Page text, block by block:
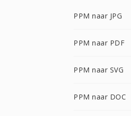
PPM naar JPG
PPM naar PDF
PPM naar SVG
PPM naar DOC